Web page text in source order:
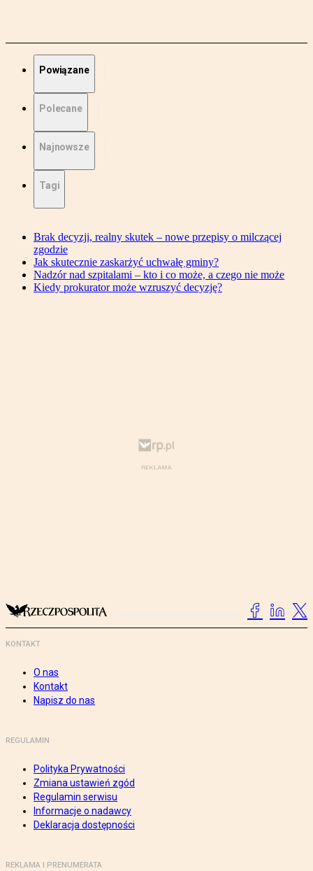
Powiązane
Polecane
Najnowsze
Tagi
Brak decyzji, realny skutek – nowe przepisy o milczącej
zgodzie
Jak skutecznie zaskarżyć uchwałę gminy?
Nadzór nad szpitalami – kto i co może, a czego nie może
Kiedy prokurator może wzruszyć decyzję?
KONTAKT
O nas
Kontakt
Napisz do nas
REGULAMIN
Polityka Prywatności
Zmiana ustawień zgód
Regulamin serwisu
Informacje o nadawcy
Deklaracja dostępności
REKLAMA I PRENUMERATA